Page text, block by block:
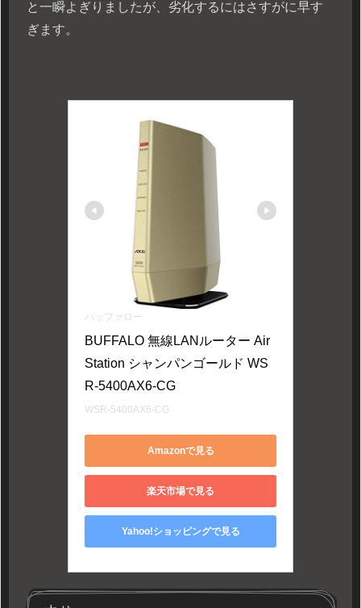
と一瞬よぎりましたが、劣化するにはさすがに早す
ぎます。
バッファロー
BUFFALO 無線LANルーター Air
Station シャンパンゴールド WS
R-5400AX6-CG
WSR-5400AX6-CG
Amazonで見る
楽天市場で見る
Yahoo!ショッピングで見る